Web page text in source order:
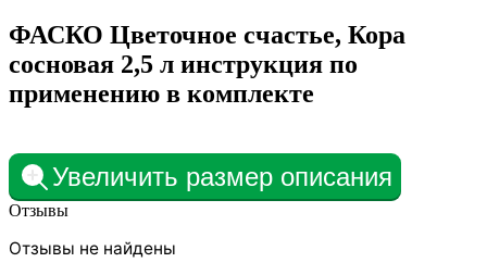
ФАСКО Цветочное счастье, Кора
сосновая 2,5 л инструкция по
применению в комплекте
Увеличить размер описания
Отзывы
Отзывы не найдены